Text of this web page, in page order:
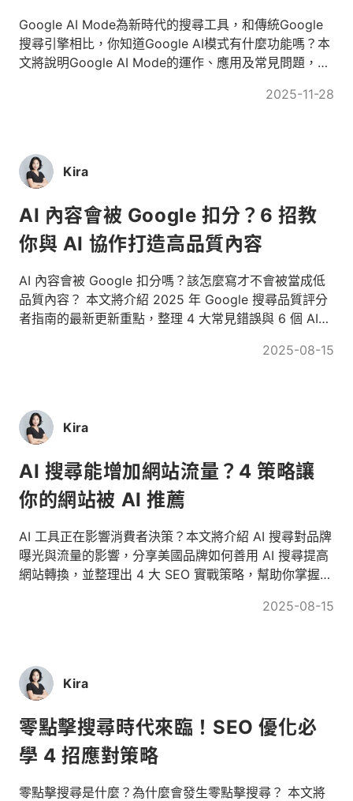
Google AI Mode為新時代的搜尋工具，和傳統Google
搜尋引擎相比，你知道Google AI模式有什麼功能嗎？本
文將說明Google AI Mode的運作、應用及常見問題，並
2025-11-28
Kira
AI 內容會被 Google 扣分？6 招教
你與 AI 協作打造高品質內容
AI 內容會被 Google 扣分嗎？該怎麼寫才不會被當成低
品質內容？ 本文將介紹 2025 年 Google 搜尋品質評分
者指南的最新更新重點，整理 4 大常見錯誤與 6 個 AI
2025-08-15
Kira
AI 搜尋能增加網站流量？4 策略讓
你的網站被 AI 推薦
AI 工具正在影響消費者決策？本文將介紹 AI 搜尋對品牌
曝光與流量的影響，分享美國品牌如何善用 AI 搜尋提高
網站轉換，並整理出 4 大 SEO 實戰策略，幫助你掌握
2025-08-15
Kira
零點擊搜尋時代來臨！SEO 優化必
學 4 招應對策略
零點擊搜尋是什麼？為什麼會發生零點擊搜尋？ 本文將